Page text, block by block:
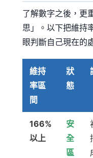
了解數字之後，更
思」。以下把維持
眼判斷自己現在的
維持
率區
間
狀
態
166%
以上
安
全
區